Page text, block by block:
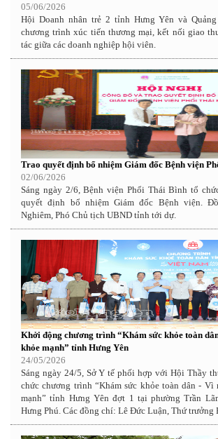
05/06/2026
Hội Doanh nhân trẻ 2 tỉnh Hưng Yên và
chương trình xúc tiến thương mại, kết nối giao
tác giữa các doanh nghiệp hội viên.
Trao quyết định bổ nhiệm Giám đốc Bệnh viện
02/06/2026
Sáng ngày 2/6, Bệnh viện Phổi Thái Bình tổ
quyết định bổ nhiệm Giám đốc Bệnh viện.
Nghiêm, Phó Chủ tịch UBND tỉnh tới dự.
Khởi động chương trình “Khám sức khỏe toàn
khỏe mạnh” tỉnh Hưng Yên
24/05/2026
Sáng ngày 24/5, Sở Y tế phối hợp với Hội Thầy
chức chương trình “Khám sức khỏe toàn dân - Vì
mạnh” tỉnh Hưng Yên đợt 1 tại phường Trần
Hưng Phú. Các đồng chí: Lê Đức Luận, Thứ